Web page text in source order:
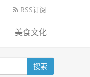
RSS订阅
美食文化
搜索